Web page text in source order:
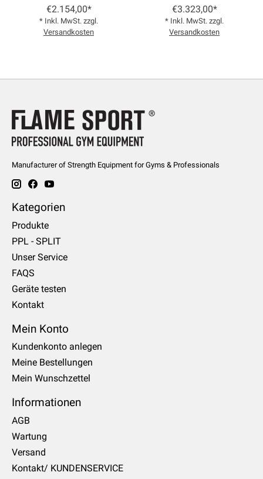
€2.154,00*
* Inkl. MwSt. zzgl.
Versandkosten
€3.323,00*
* Inkl. MwSt. zzgl.
Versandkosten
Manufacturer of Strength Equipment for Gyms & Professionals
Kategorien
Produkte
PPL - SPLIT
Unser Service
FAQS
Geräte testen
Kontakt
Mein Konto
Kundenkonto anlegen
Meine Bestellungen
Mein Wunschzettel
Informationen
AGB
Wartung
Versand
Kontakt/ KUNDENSERVICE